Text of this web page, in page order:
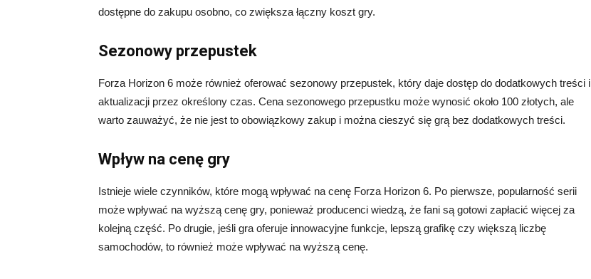
dostępne do zakupu osobno, co zwiększa łączny koszt gry.
Sezonowy przepustek
Forza Horizon 6 może również oferować sezonowy przepustek, który daje dostęp do dodatkowych treści i
aktualizacji przez określony czas. Cena sezonowego przepustku może wynosić około 100 złotych, ale
warto zauważyć, że nie jest to obowiązkowy zakup i można cieszyć się grą bez dodatkowych treści.
Wpływ na cenę gry
Istnieje wiele czynników, które mogą wpływać na cenę Forza Horizon 6. Po pierwsze, popularność serii
może wpływać na wyższą cenę gry, ponieważ producenci wiedzą, że fani są gotowi zapłacić więcej za
kolejną część. Po drugie, jeśli gra oferuje innowacyjne funkcje, lepszą grafikę czy większą liczbę
samochodów, to również może wpływać na wyższą cenę.